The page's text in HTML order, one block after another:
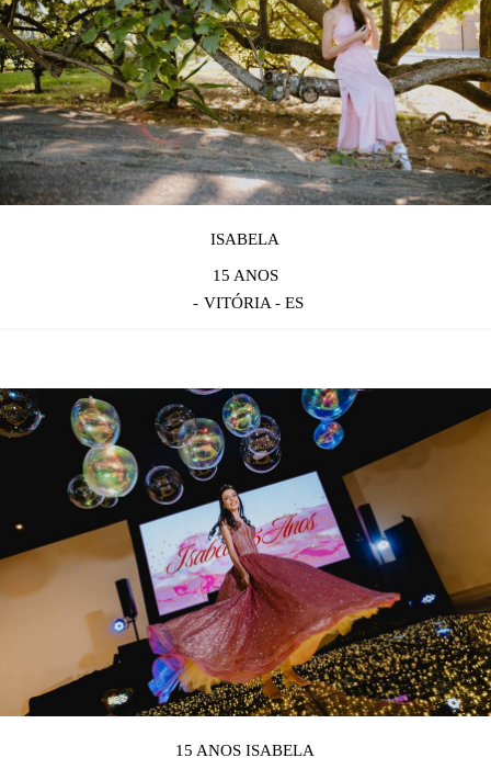
ISABELA
15 ANOS
VITÓRIA - ES
15 ANOS ISABELA